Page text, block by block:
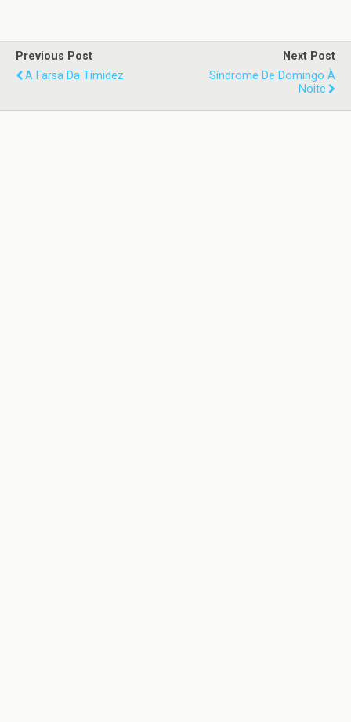
Previous Post
A Farsa Da Timidez
Next Post
Síndrome De Domingo À
Noite